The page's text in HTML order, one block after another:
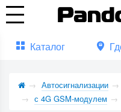
Каталог
Автосигнализации
с 4G GSM-модулем